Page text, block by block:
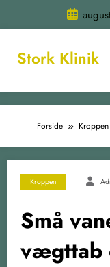
indhold
Stork Klinik
Forside Kroppen
Kroppen
Små
vægttab